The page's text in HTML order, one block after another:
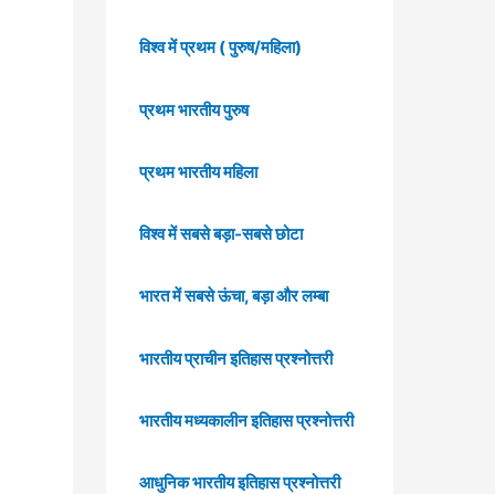
विश्व में प्रथम ( पुरुष/महिला)
प्रथम भारतीय पुरुष
प्रथम भारतीय महिला
विश्व में सबसे बड़ा-सबसे छोटा
भारत में सबसे ऊंचा, बड़ा और लम्बा
भारतीय प्राचीन इतिहास प्रश्नोत्तरी
भारतीय मध्यकालीन इतिहास प्रश्नोत्तरी
आधुनिक भारतीय इतिहास प्रश्नोत्तरी